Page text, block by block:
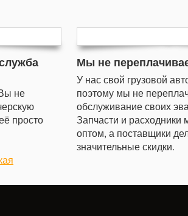
не
просто
Мы не
У нас свой грузовой
поэтому мы не
обслуживание своих
Запчасти и расходники
оптом, а поставщики
значительные скидки.